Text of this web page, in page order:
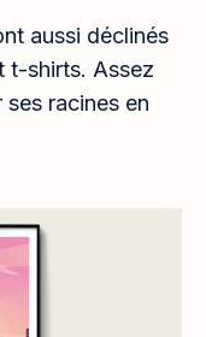
aussi déclinés
t-shirts. Assez
ses racines en